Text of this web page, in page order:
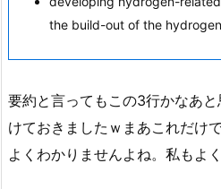
the build-out of the
要約と言ってもこの3行かなあ
けておきましたｗまあこれだけ
よくわかりませんよね。私もよ